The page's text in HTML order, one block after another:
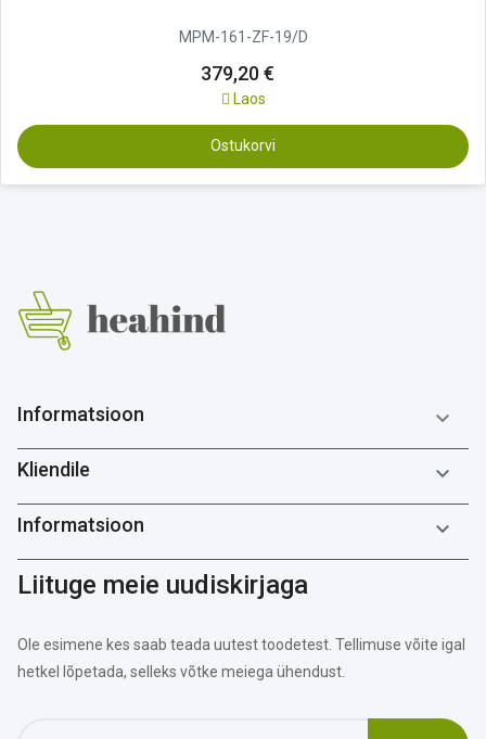
MPM-161-ZF-19/D
379,20 €
Laos
Ostukorvi
Informatsioon 
Kliendile 
Informatsioon 
Liituge meie uudiskirjaga
Ole esimene kes saab teada uutest toodetest. Tellimuse võite igal
hetkel lõpetada, selleks võtke meiega ühendust.